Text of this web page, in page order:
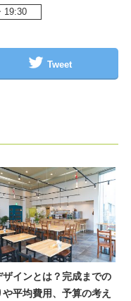
19:30
Tweet
ザインとは？完成までの
平均費用、予算の考え